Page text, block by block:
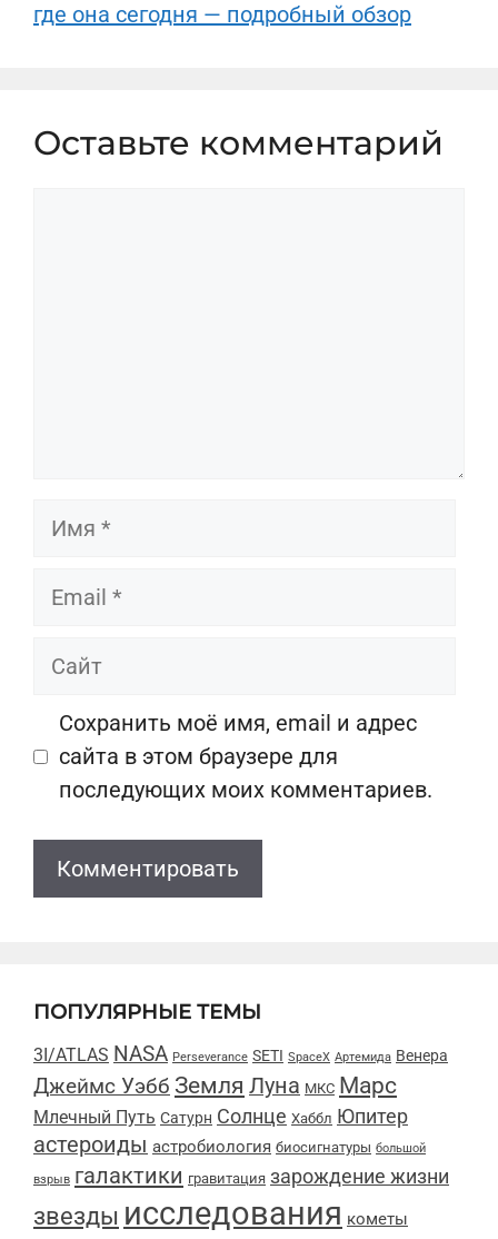
где она сегодня — подробный обзор
Оставьте комментарий
Имя
Email
Сайт
Сохранить моё имя, email и адрес
сайта в этом браузере для
последующих моих комментариев.
ПОПУЛЯРНЫЕ ТЕМЫ
3I/ATLAS NASA Perseverance SETI SpaceX Артемида Венера
Джеймс Уэбб Земля Луна МКС Марс
Млечный Путь Сатурн Солнце Хаббл Юпитер
астероиды астробиология биосигнатуры большой
взрыв галактики гравитация зарождение жизни
звезды исследования кометы